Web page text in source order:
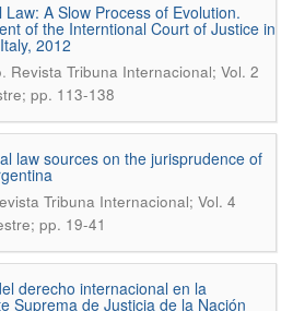
A Slow Process of Evolution.
of the Interntional Court of Justice in
2012
. Revista Tribuna Internacional; Vol. 2
pp. 113-138
law sources on the jurisprudence of
Tribuna Internacional; Vol. 4
pp. 19-41
derecho internacional en la
Suprema de Justicia de la Nación